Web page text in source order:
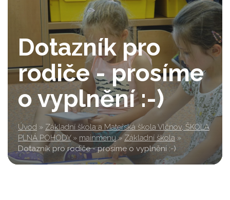
Dotazník pro
rodiče - prosíme
o vyplnění :-)
Úvod » Základní škola a Mateřská škola Vlčnov, ŠKOLA
PLNÁ POHODY » mainmenu » Základní škola »
Dotazník pro rodiče - prosíme o vyplnění :-)